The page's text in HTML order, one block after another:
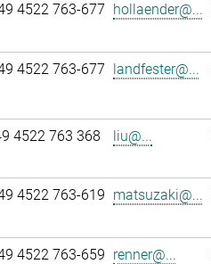
4522 763-677 hollaender@...
4522 763-677 landfester@...
4522 763 368 liu@...
4522 763-619 matsuzaki@...
4522 763-659 renner@...